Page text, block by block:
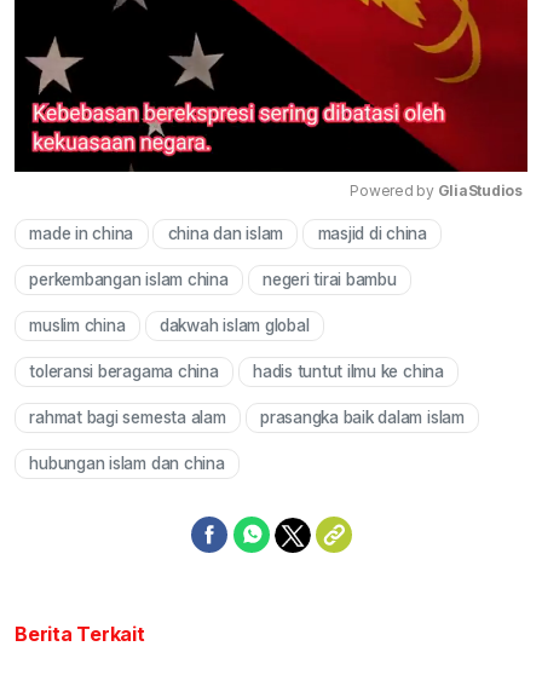
Mute
Powered by GliaStudios
made in china china dan islam masjid di china
perkembangan islam china negeri tirai bambu
muslim china dakwah islam global
toleransi beragama china hadis tuntut ilmu ke china
rahmat bagi semesta alam prasangka baik dalam islam
hubungan islam dan china
Berita Terkait